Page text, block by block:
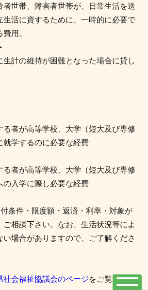
者世帯、障害者世帯が、日常生活を送
生活に資するために、一時的に必要で
用。
生計の維持が困難となった場合に貸し
る者が高等学校、大学（短大及び専修
就学するのに必要な経費
る者が高等学校、大学（短大及び専修
の入学に際し必要な経費
条件・限度額・返済・利率・対象が
ご相談下さい。なお、生活状況等によ
い場合がありますので、ご了解くださ
社会福祉協議会のページをご覧くださ